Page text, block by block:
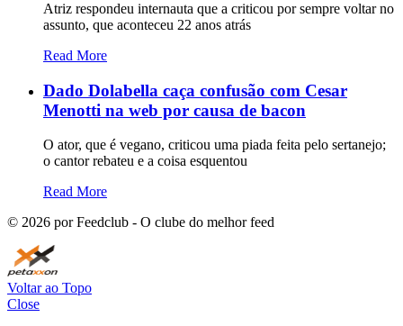
Atriz respondeu internauta que a criticou por sempre voltar no
assunto, que aconteceu 22 anos atrás
Read More
Dado Dolabella caça confusão com Cesar
Menotti na web por causa de bacon
O ator, que é vegano, criticou uma piada feita pelo sertanejo;
o cantor rebateu e a coisa esquentou
Read More
© 2026 por Feedclub - O clube do melhor feed
Voltar ao Topo
Close